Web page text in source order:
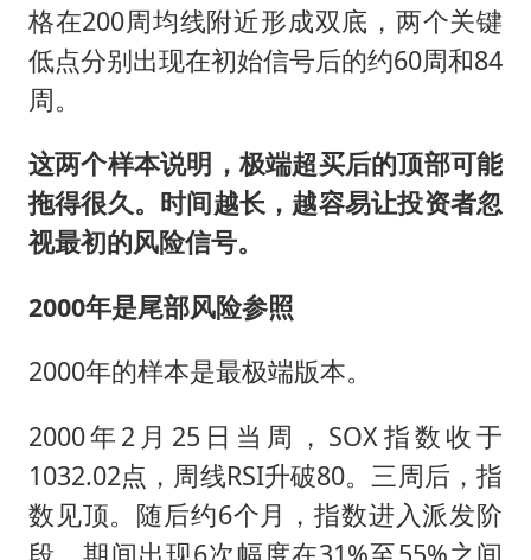
格在200周均线附近形成双底，两个关键
低点分别出现在初始信号后的约60周和84
周。
这两个样本说明，极端超买后的顶部可能
拖得很久。时间越长，越容易让投资者忽
视最初的风险信号。
2000年是尾部风险参照
2000年的样本是最极端版本。
2000年2月25日当周，SOX指数收于
1032.02点，周线RSI升破80。三周后，指
数见顶。随后约6个月，指数进入派发阶